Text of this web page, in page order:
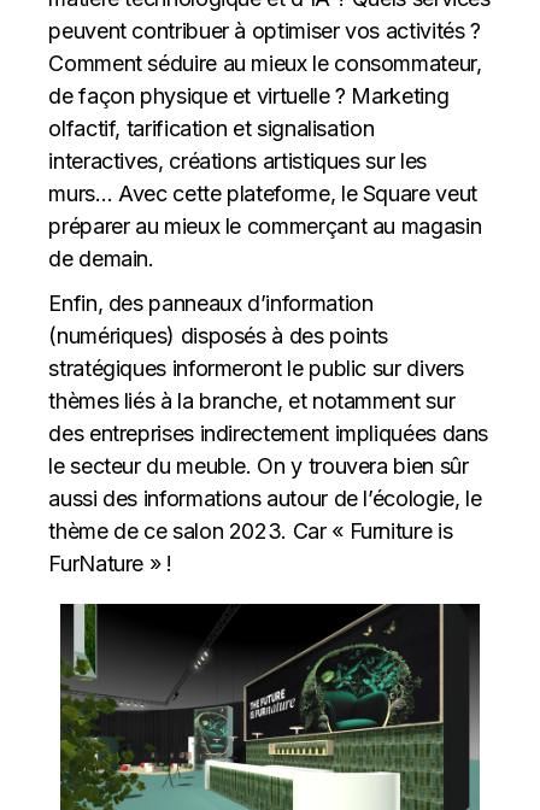
peuvent contribuer à optimiser vos activités ?
Comment séduire au mieux le consommateur,
de façon physique et virtuelle ? Marketing
olfactif, tarification et signalisation
interactives, créations artistiques sur les
murs… Avec cette plateforme, le Square veut
préparer au mieux le commerçant au magasin
de demain.
Enfin, des panneaux d’information
(numériques) disposés à des points
stratégiques informeront le public sur divers
thèmes liés à la branche, et notamment sur
des entreprises indirectement impliquées dans
le secteur du meuble. On y trouvera bien sûr
aussi des informations autour de l’écologie, le
thème de ce salon 2023. Car « Furniture is
FurNature » !